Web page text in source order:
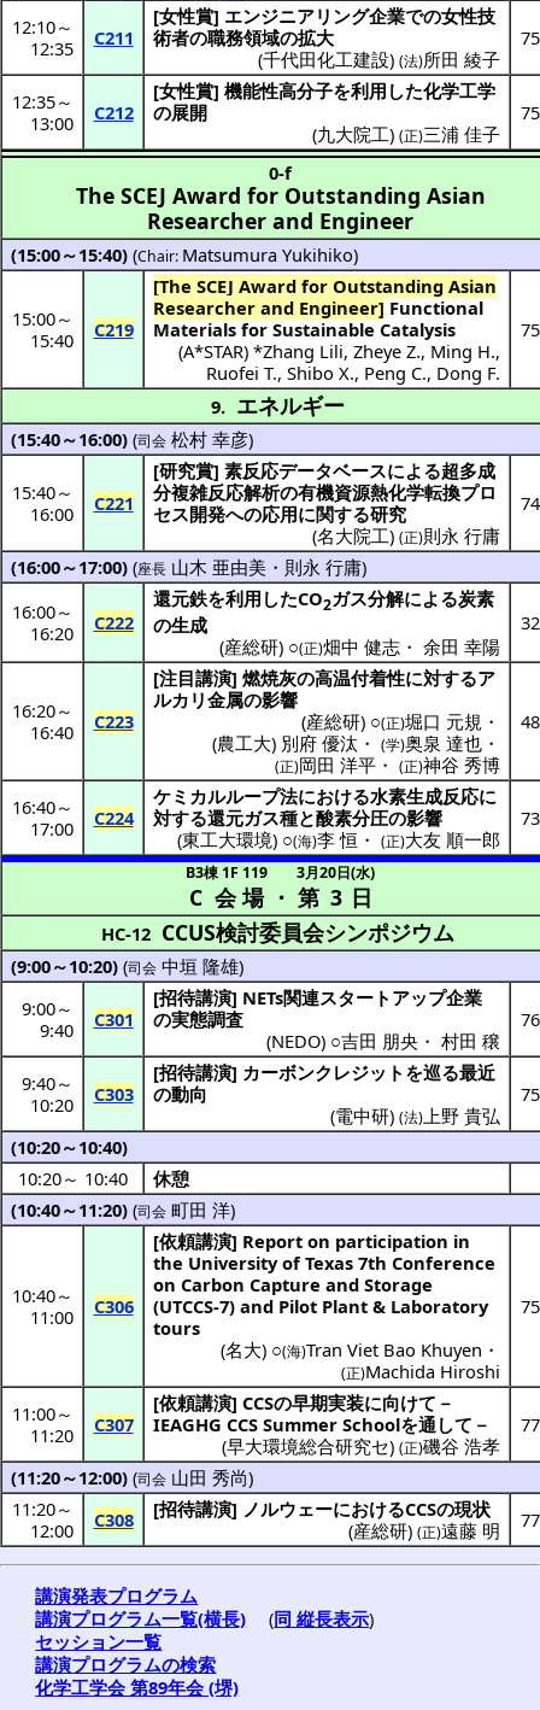
12:10～
12:35
C211
[女性賞] エンジニアリング企業での女性技
術者の職務領域の拡大
(千代田化工建設) (法)所田 綾子
12:35～
13:00
C212
[女性賞]機能性高分子を利用 した化学工学
の展開
(九大院工) (正)三浦 佳子
0-f
The SCEJ Award for Outstanding Asian
Researcher and Engineer
(15:00～15:40) (Chair: Matsumura Yukihiko)
15:00～
15:40
C219
[The SCEJ Award for Outstanding Asian
Researcher and Engineer]
Materials for Sustainable Catalysis
(A*STAR) *Zhang Lili, Zheye Z., Ming H.,
Ruofei T., Shibo X., Peng C., Dong F.
9. エネルギー
(15:40～16:00) (司会 松村 幸彦)
15:40～
16:00
C221
[研究賞]素反応データベースによる超多成
分複雑反応解析の有機資源熱化学転換プロ
セス開発への応用に関する研究
(名大院工) (正)則永 行庸
(16:00～17:00) (座長 山木 亜由美 ・ 則永 行庸)
16:00～
16:20
C222
還元鉄を利用 したCO2ガス分解による炭素
の生成
(産総研) ○(正)畑中 健志・ 余田 幸陽
16:20～
16:40
C223
[注目講演] 燃焼灰の高温付着性に対するア
ルカリ金属の影響
(産総研) ○(正)堀口 元規 ・
(農工大) 別府 優汰 ・ (学)奥泉 達也・
(正)岡田 洋平・ (正)神谷 秀博
16:40～
17:00
C224
ケミカルループ法における水素生成反応に
対する還元ガス種と酸素分圧の影響
(東工大環境) ○(海)李 恒 ・ (正)大友 順一郎
C 会場
B3棟 1F 119
・ 第 3 日
3月20日(水)
HC-12 CCUS検討委員会シンポジウム
(9:00～10:20) (司会 中垣 隆雄)
9:00～
9:40
C301
[招待講演] NETs関連スタートアップ企業
の実態調査
(NEDO) ○吉田 朋央・ 村田 穣
9:40～
10:20
C303
[招待講演] カーボンクレジット を巡る最近
の動向
(電中研) (法)上野 貴弘
(10:20～10:40)
10:20～ 10:40
休憩
(10:40～11:20) (司会 町田 洋)
10:40～
11:00
C306
[依頼講演] Report on participation in
the University of Texas 7th Conference
on Carbon Capture and Storage
(UTCCS-7) and Pilot Plant & Laboratory
tours
(名大) ○(海)Tran Viet Bao Khuyen ・
(正)Machida Hiroshi
11:00～
11:20
C307
[依頼講演] CCSの早期実装に向けて－
IEAGHG CCS Summer Schoolを通して－
(早大環境総合研究セ) (正)磯谷 浩孝
(11:20～12:00) (司会 山田 秀尚)
11:20～
12:00
C308 [招待講演] ノルウェーにおけるCCSの現状
(産総研) (正)遠藤 明
講演発表プログラム
講演プログラム一覧(横長) (同 縦長表示)
セッション一覧
講演プログラムの検索
化学工学会 第89年会 (堺)